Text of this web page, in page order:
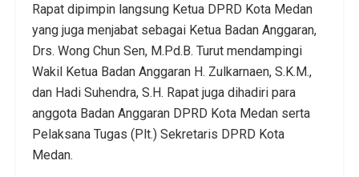
Rapat dipimpin langsung Ketua DPRD Kota Medan
yang juga menjabat sebagai Ketua Badan Anggaran,
Drs. Wong Chun Sen, M.Pd.B. Turut mendampingi
Wakil Ketua Badan Anggaran H. Zulkarnaen, S.K.M.,
dan Hadi Suhendra, S.H. Rapat juga dihadiri para
anggota Badan Anggaran DPRD Kota Medan serta
Pelaksana Tugas (Plt.) Sekretaris DPRD Kota
Medan.